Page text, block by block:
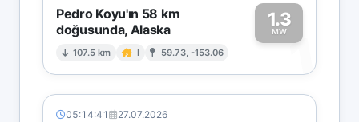
Pedro Koyu'ın 58 km
doğusunda, Alaska
107.5 km I 59.73, -153.06
1.3
MW1
05:14:41 27.07.2026